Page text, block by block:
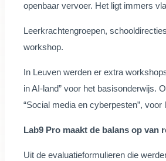
openbaar vervoer. Het ligt immers
Leerkrachtengroepen,
workshop.
In Leuven werden er extra
in AI-land” voor het basisonderwijs.
“Social media en cyberpesten”,
Lab9 Pro maakt de balans op van
Uit de evaluatieformulieren die